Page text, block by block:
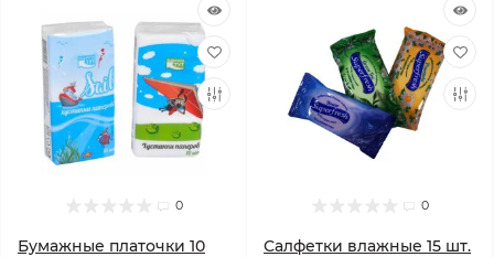
0
Бумажные платочки 10
0
Салфетки влажные 15 шт.